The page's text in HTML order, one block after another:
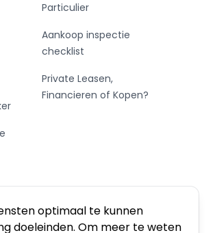
optimaal te kunnen
doeleinden. Om meer te weten
Particulier
Aankoop inspectie
checklist
Private Leasen,
Financieren of Kopen?